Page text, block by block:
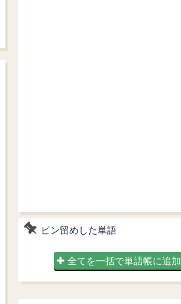
ピン留めした単語
全てを一括で単語帳に追加